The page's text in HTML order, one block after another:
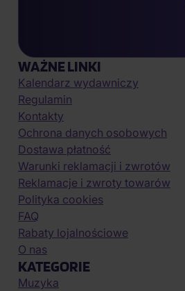
WAŻNE LINKI
Kalendarz wydawniczy
Regulamin
Kontakty
Ochrona danych osobowych
Dostawa płatność
Warunki reklamacji i zwrotów
Reklamacje i zwroty towarów
Polityka cookies
FAQ
Rabaty lojalnościowe
O nas
KATEGORIE
Muzyka